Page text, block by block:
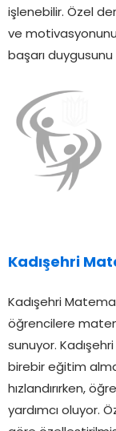
işlenebilir. Özel
ve motivasyonunu
başarı duygusunu
Kadışehri
Kadışehri
öğrencilere
sunuyor.
birebir eğitim
hızlandırırken,
yardımcı oluyor.